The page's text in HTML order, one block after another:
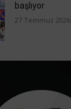
başlıyor
27 Temmuz 2026